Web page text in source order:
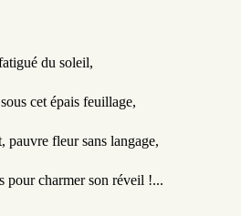
du soleil,
cet épais feuillage,
pauvre fleur sans langage,
pour charmer son réveil !...